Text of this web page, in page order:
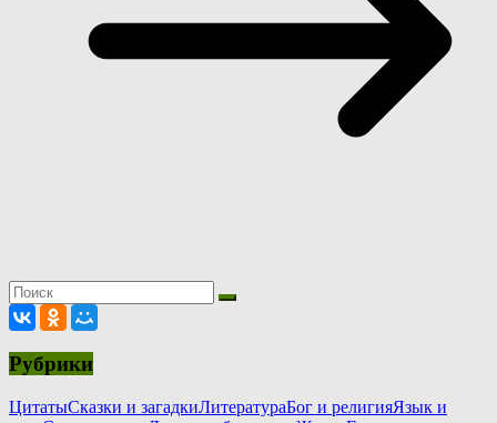
Рубрики
ЦитатыСказки и загадкиЛитератураБог и религияЯзык и